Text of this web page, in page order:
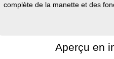
complète de la manette et des
Aperçu en